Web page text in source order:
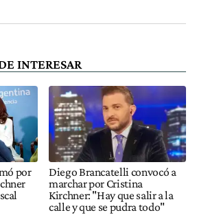
INTERESAR
por
Diego Brancatelli convocó a
marchar por Cristina
Kirchner: "Hay que salir a la
calle y que se pudra todo"